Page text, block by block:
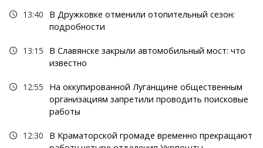
13:40
В Дружковке отменили отопительный сезон:
подробности
13:15
В Славянске закрыли автомобильный мост: что
известно
12:55
На оккупированной Луганщине общественным
организациям запретили проводить поисковые
работы
12:30
В Краматорской громаде временно прекращают